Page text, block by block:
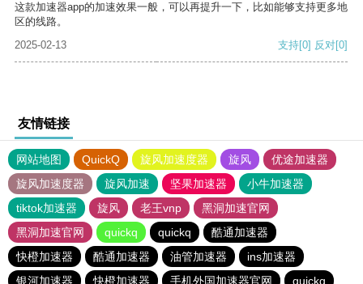
这款加速器app的加速效果一般，可以再提升一下，比如能够支持更多地
区的线路。
2025-02-13
支持[0] 反对[0]
友情链接
网站地图 QuickQ 旋风加速度器 旋风
优途加速器
旋风加速度器
旋风加速 坚果加速器
小牛加速器
tiktok加速器
旋风 老王vnp
黑洞加速官网
黑洞加速官网
quickq quickq
酷通加速器
快橙加速器
酷通加速器 油管加速器
ins加速器
银河加速器
快橙加速器 手机外国加速器官网 quickq